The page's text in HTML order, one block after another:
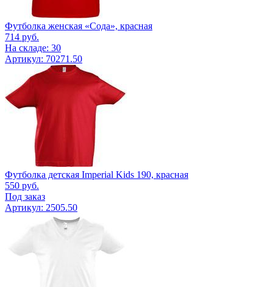
Футболка женская «Сода», красная
714 руб.
На складе: 30
Артикул: 70271.50
Футболка детская Imperial Kids 190, красная
550 руб.
Под заказ
Артикул: 2505.50